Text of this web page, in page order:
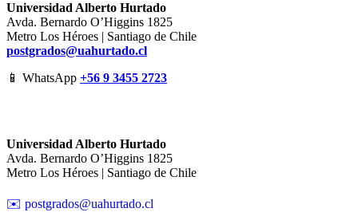
Universidad Alberto Hurtado
Avda. Bernardo O’Higgins 1825
Metro Los Héroes | Santiago de Chile
postgrados@uahurtado.cl
📱 WhatsApp +56 9 3455 2723
Universidad Alberto Hurtado
Avda. Bernardo O’Higgins 1825
Metro Los Héroes | Santiago de Chile
✉️ postgrados@uahurtado.cl